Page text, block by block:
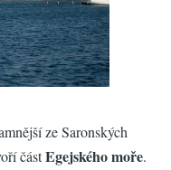
ze Saronských
částEgejského moře.